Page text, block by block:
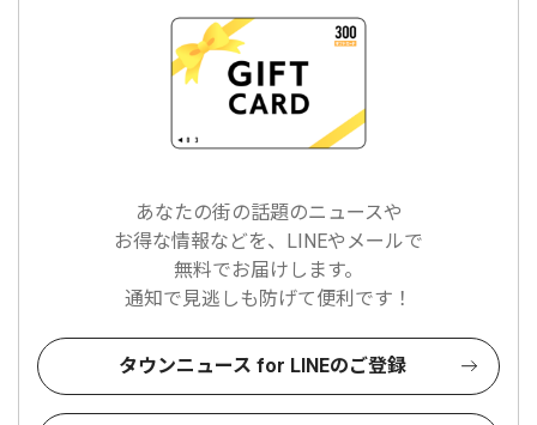
あなたの街の話題のニュースや
お得な情報などを、LINEやメールで
無料でお届けします。
通知で見逃しも防げて便利です！
タウンニュース for LINEのご登録